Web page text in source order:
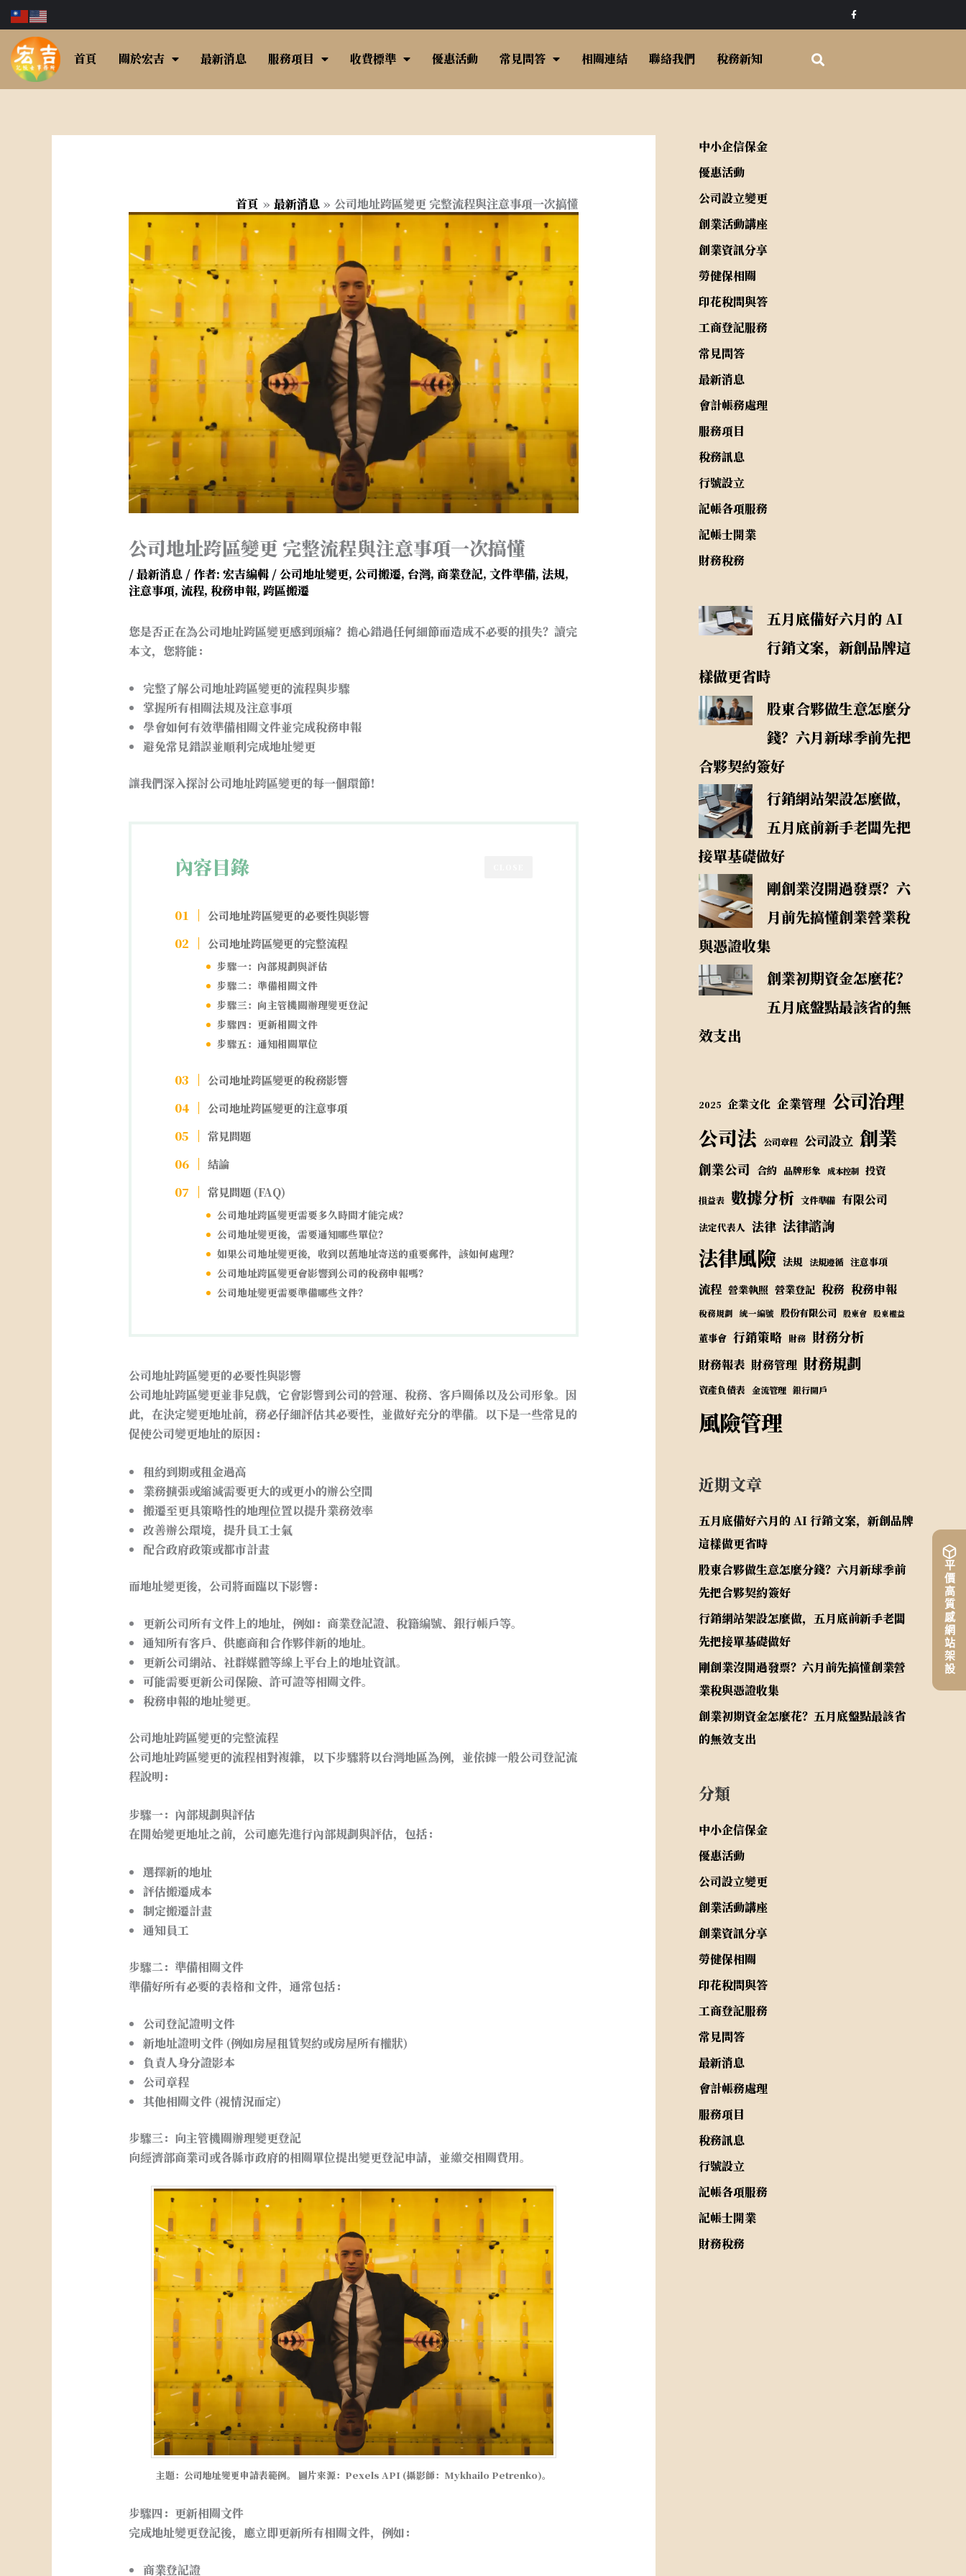
平價高質感網站架設
至
內
F
a
首頁 關於宏吉 最新消息 服務項目 收費標準 優惠活動 常見問答 相關連結 聯絡我們 稅務新知
首頁 最新消息 公司地址跨區變更 完整流程與注意事項一次搞懂
公司地址跨區變更 完整流程與注意事項一次搞懂
/最新消息/ 作者: 宏吉編輯 /公司地址變更, 公司搬遷, 台灣, 商業登記, 文件準備, 法規,
注意事項, 流程, 稅務申報, 跨區搬遷
您是否正在為公司地址跨區變更感到頭痛？擔心錯過任何細節而造成不必要的損失？讀完
本文，您將能：
完整了解公司地址跨區變更的流程與步驟
掌握所有相關法規及注意事項
學會如何有效準備相關文件並完成稅務申報
避免常見錯誤並順利完成地址變更
讓我們深入探討公司地址跨區變更的每一個環節！
內容目錄
公司地址跨區變更的必要性與影響
公司地址跨區變更的完整流程
步驟一：內部規劃與評估
步驟二：準備相關文件
步驟三：向主管機關辦理變更登記
步驟四：更新相關文件
步驟五：通知相關單位
公司地址跨區變更的稅務影響
公司地址跨區變更的注意事項
常見問題
結論
常見問題 (FAQ)
公司地址跨區變更需要多久時間才能完成？
公司地址變更後，需要通知哪些單位？
如果公司地址變更後，收到以舊地址寄送的重要郵件，該如何處理？
公司地址跨區變更會影響到公司的稅務申報嗎？
公司地址變更需要準備哪些文件？
公司地址跨區變更的必要性與影響
公司地址跨區變更並非兒戲，它會影響到公司的營運、稅務、客戶關係以及公司形象。因
此，在決定變更地址前，務必仔細評估其必要性，並做好充分的準備。以下是一些常見的
促使公司變更地址的原因：
租約到期或租金過高
業務擴張或縮減需要更大的或更小的辦公空間
搬遷至更具策略性的地理位置以提升業務效率
改善辦公環境，提升員工士氣
配合政府政策或都市計畫
而地址變更後，公司將面臨以下影響：
更新公司所有文件上的地址，例如：商業登記證、稅籍編號、銀行帳戶等。
通知所有客戶、供應商和合作夥伴新的地址。
更新公司網站、社群媒體等線上平台上的地址資訊。
可能需要更新公司保險、許可證等相關文件。
稅務申報的地址變更。
公司地址跨區變更的完整流程
公司地址跨區變更的流程相對複雜，以下步驟將以台灣地區為例，並依據一般公司登記流
程說明：
步驟一：內部規劃與評估
在開始變更地址之前，公司應先進行內部規劃與評估，包括：
選擇新的地址
評估搬遷成本
制定搬遷計畫
通知員工
步驟二：準備相關文件
準備好所有必要的表格和文件，通常包括：
公司登記證明文件
新地址證明文件 (例如房屋租賃契約或房屋所有權狀)
負責人身分證影本
公司章程
其他相關文件 (視情況而定)
步驟三：向主管機關辦理變更登記
向經濟部商業司或各縣市政府的相關單位提出變更登記申請，並繳交相關費用。
主題：公司地址變更申請表範例。 圖片來源：Pexels API (攝影師：Mykhailo Petrenko)。
步驟四：更新相關文件
完成地址變更登記後，應立即更新所有相關文件，例如：
商業登記證
中小企信保金
優惠活動
公司設立變更
創業活動講座
創業資訊分享
勞健保相關
印花稅問與答
工商登記服務
常見問答
最新消息
會計帳務處理
服務項目
稅務訊息
行號設立
記帳各項服務
記帳士開業
財務稅務
五月底備好六月的 AI
行銷文案，新創品牌這
樣做更省時
股東合夥做生意怎麼分
錢？六月新球季前先把
合夥契約簽好
行銷網站架設怎麼做，
五月底前新手老闆先把
接單基礎做好
剛創業沒開過發票？六
月前先搞懂創業營業稅
與憑證收集
創業初期資金怎麼花？
五月底盤點最該省的無
效支出
2025 企業文化 企業管理 公司治理
公司法 公司章程 公司設立 創業
創業公司 合約 品牌形象 成本控制 投資
損益表 數據分析 文件準備 有限公司
法定代表人 法律 法律諮詢
法律風險 法規 法規遵循 注意事項
流程 營業執照 營業登記 稅務 稅務申報
稅務規劃 統一編號 股份有限公司 股東會 股東權益
董事會 行銷策略 財務 財務分析
財務報表 財務管理 財務規劃
資產負債表 金流管理 銀行開戶
風險管理
近期文章
五月底備好六月的 AI 行銷文案，新創品牌
這樣做更省時
股東合夥做生意怎麼分錢？六月新球季前
先把合夥契約簽好
行銷網站架設怎麼做，五月底前新手老闆
先把接單基礎做好
剛創業沒開過發票？六月前先搞懂創業營
業稅與憑證收集
創業初期資金怎麼花？五月底盤點最該省
的無效支出
分類
中小企信保金
優惠活動
公司設立變更
創業活動講座
創業資訊分享
勞健保相關
印花稅問與答
工商登記服務
常見問答
最新消息
會計帳務處理
服務項目
稅務訊息
行號設立
記帳各項服務
記帳士開業
財務稅務